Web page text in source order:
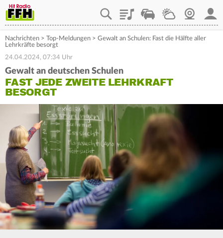
PlaylistStaupilotWetterWebcam
Nachrichten > Top-Meldungen > Gewalt an Schulen: Fast die Hälfte aller
Lehrkräfte besorgt
24.04.2024, 07:34 Uhr
Gewalt an deutschen Schulen
FAST JEDE ZWEITE LEHRKRAFT
BESORGT